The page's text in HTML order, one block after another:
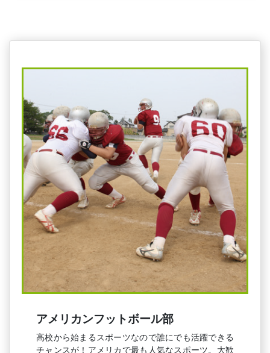
アメリカンフットボール部
高校から始まるスポーツなので誰にでも活躍できる
チャンスが！アメリカで最も人気なスポーツ。大歓